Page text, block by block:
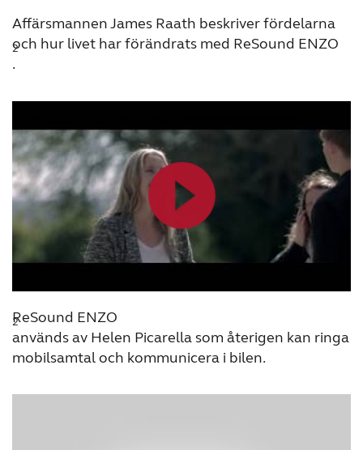
Kazakhstan Korea
Suomi
Türkçe United Kingdom
United States Österreich
日本
Affärsmannen James Raath beskriver fördelarna
och hur livet har förändrats med ReSound ENZO
2
.
ReSound ENZO
2
används av Helen Picarella som återigen kan ringa
mobilsamtal och kommunicera i bilen.